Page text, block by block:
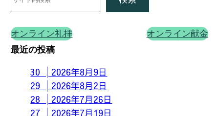
オンライン礼拝 オンライン献金
最近の投稿
30 │2026年8月9日
29 │2026年8月2日
28 │2026年7月26日
27 │2026年7月19日